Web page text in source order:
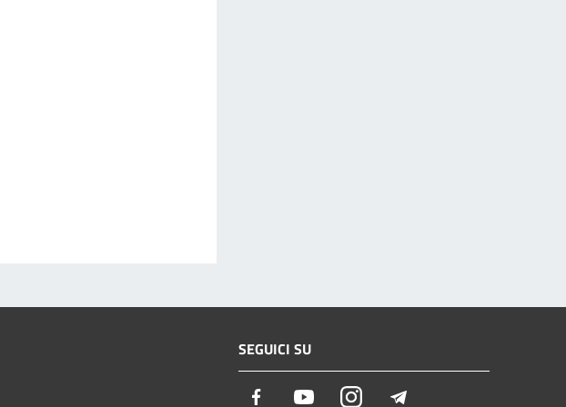
SEGUICI SU
Facebook YoutubeInstagram